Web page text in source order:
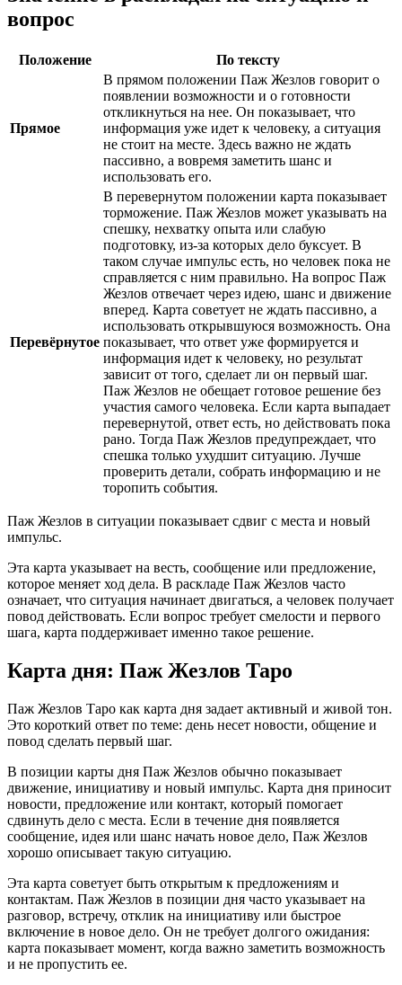
вопрос
Положение По тексту
Прямое
В прямом положении Паж Жезлов говорит о
появлении возможности и о готовности
откликнуться на нее. Он показывает, что
информация уже идет к человеку, а ситуация
не стоит на месте. Здесь важно не ждать
пассивно, а вовремя заметить шанс и
использовать его.
Перевёрнутое
В перевернутом положении карта показывает
торможение. Паж Жезлов может указывать на
спешку, нехватку опыта или слабую
подготовку, из-за которых дело буксует. В
таком случае импульс есть, но человек пока не
справляется с ним правильно. На вопрос Паж
Жезлов отвечает через идею, шанс и движение
вперед. Карта советует не ждать пассивно, а
использовать открывшуюся возможность. Она
показывает, что ответ уже формируется и
информация идет к человеку, но результат
зависит от того, сделает ли он первый шаг.
Паж Жезлов не обещает готовое решение без
участия самого человека. Если карта выпадает
перевернутой, ответ есть, но действовать пока
рано. Тогда Паж Жезлов предупреждает, что
спешка только ухудшит ситуацию. Лучше
проверить детали, собрать информацию и не
торопить события.
Паж Жезлов в ситуации показывает сдвиг с места и новый
импульс.
Эта карта указывает на весть, сообщение или предложение,
которое меняет ход дела. В раскладе Паж Жезлов часто
означает, что ситуация начинает двигаться, а человек получает
повод действовать. Если вопрос требует смелости и первого
шага, карта поддерживает именно такое решение.
Карта дня: Паж Жезлов Таро
Паж Жезлов Таро как карта дня задает активный и живой тон.
Это короткий ответ по теме: день несет новости, общение и
повод сделать первый шаг.
В позиции карты дня Паж Жезлов обычно показывает
движение, инициативу и новый импульс. Карта дня приносит
новости, предложение или контакт, который помогает
сдвинуть дело с места. Если в течение дня появляется
сообщение, идея или шанс начать новое дело, Паж Жезлов
хорошо описывает такую ситуацию.
Эта карта советует быть открытым к предложениям и
контактам. Паж Жезлов в позиции дня часто указывает на
разговор, встречу, отклик на инициативу или быстрое
включение в новое дело. Он не требует долгого ожидания:
карта показывает момент, когда важно заметить возможность
и не пропустить ее.